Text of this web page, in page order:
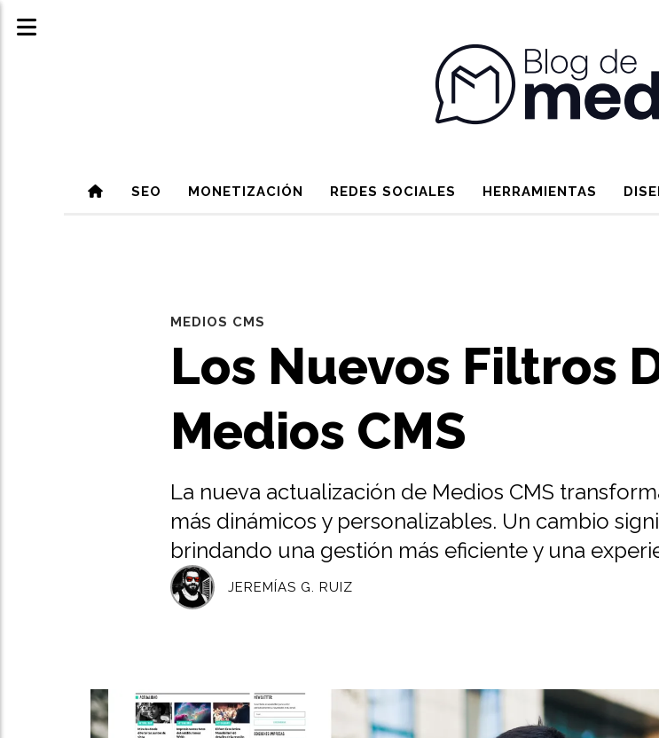
SEO MONETIZACIÓN REDES SOCIALES HERRAMIENTAS
Los Nuevos Filtros
Medios CMS
La nueva actualización de Medios CMS
más dinámicos y personalizables. Un cambio
brindando una gestión más eficiente y una
MEDIOS CMS
JEREMÍAS G. RUIZ